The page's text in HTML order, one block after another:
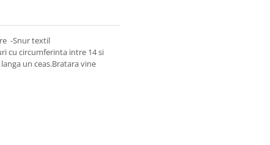
-Snur textil
cu circumferinta intre 14 si
un ceas.Bratara vine